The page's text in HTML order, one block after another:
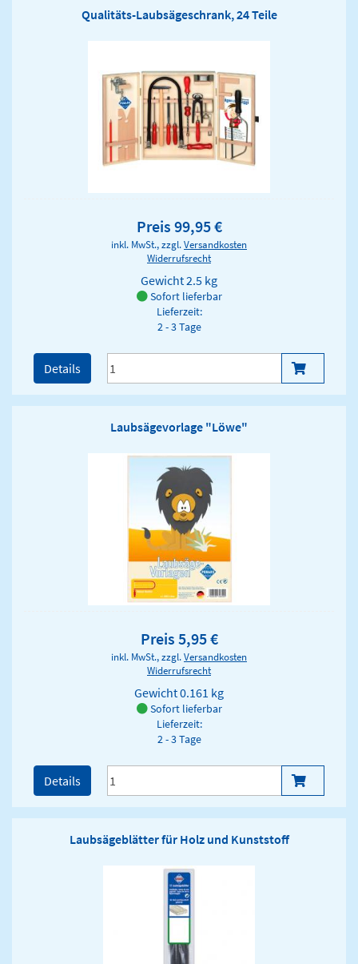
Qualitäts-Laubsägeschrank, 24 Teile
Preis 99,95 €
inkl. MwSt., zzgl.Versandkosten
Widerrufsrecht
Gewicht2.5 kg
Sofort lieferbar
Lieferzeit:
2 - 3 Tage
Details
Laubsägevorlage "Löwe"
Preis 5,95 €
inkl. MwSt., zzgl.Versandkosten
Widerrufsrecht
Gewicht0.161 kg
Sofort lieferbar
Lieferzeit:
2 - 3 Tage
Details
Laubsägeblätter für Holz und Kunststoff